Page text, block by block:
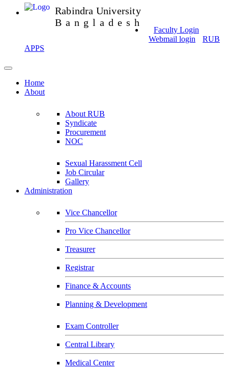
Rabindra University
Bangladesh
Faculty Login
Webmail login
RUB
APPS
Home
About
About RUB
Syndicate
Procurement
NOC
Sexual Harassment Cell
Job Circular
Gallery
Administration
Vice Chancellor
Pro Vice Chancellor
Treasurer
Registrar
Finance & Accounts
Planning & Development
Exam Controller
Central Library
Medical Center